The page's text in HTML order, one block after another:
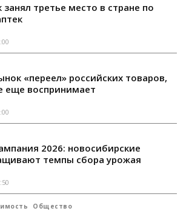
третье место в стране по
«переел» российских товаров,
еще воспринимает
2026: новосибирские
темпы сбора урожая
Общество